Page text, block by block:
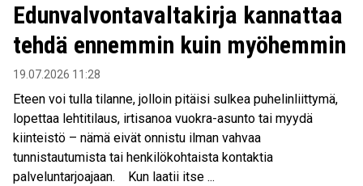
Edunvalvontavaltakirja kannattaa
tehdä ennemmin kuin myöhemmin
19.07.2026 11:28
Eteen voi tulla tilanne, jolloin pitäisi sulkea puhelinliittymä,
lopettaa lehtitilaus, irtisanoa vuokra-asunto tai myydä
kiinteistö – nämä eivät onnistu ilman vahvaa
tunnistautumista tai henkilökohtaista kontaktia
palveluntarjoajaan. Kun laatii itse ...